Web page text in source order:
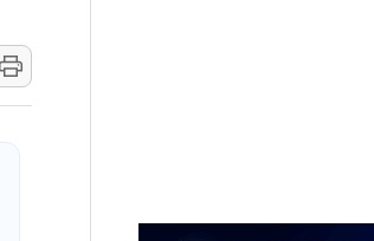
손해 보는 일 없게"…'결혼 페널티' 22개 과제 손본다
모터보트 전복…1명 사망·1명 실종